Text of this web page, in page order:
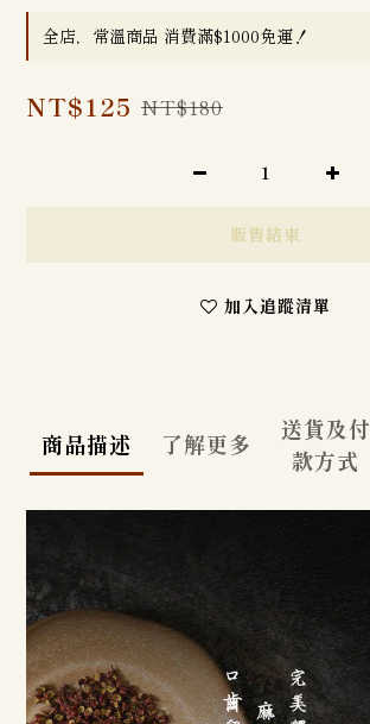
全店，常溫商品 消費滿$1000免運！
NT$125 NT$180
販售結束
加入追蹤清單
商品描述 了解更多
送貨及付
款方式